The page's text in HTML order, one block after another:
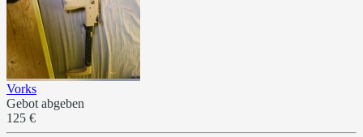
Vorks
Gebot abgeben
125 €